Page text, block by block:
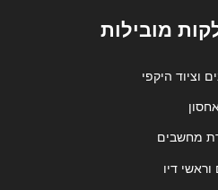
מובילות
וציוד היקפי
מחשבים
וראשי דיו